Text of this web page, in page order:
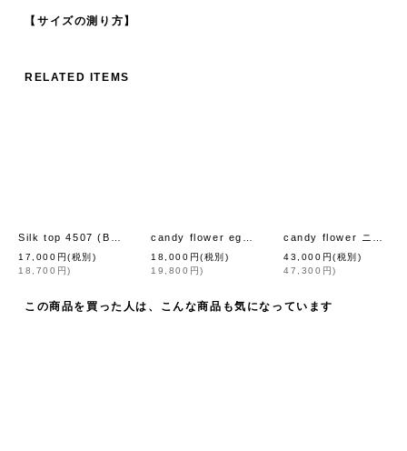
【サイズの測り方】
RELATED ITEMS
rosemunde]
17,000 円(税別)
18,700 円)
18,000 円(税別)
19,800 円)
43,000 円(税別)
47,300 円)
この商品を買った人は、こんな商品も気になっています